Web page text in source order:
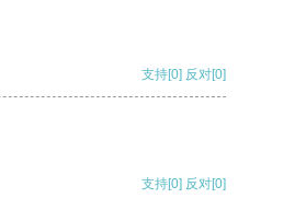
支持[0] 反对[0]
支持[0] 反对[0]